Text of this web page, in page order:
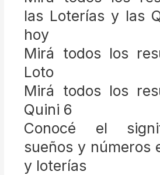
las Loterías y las
hoy
Mirá todos los
Loto
Mirá todos los
Quini 6
Conocé el
sueños y números
y loterías